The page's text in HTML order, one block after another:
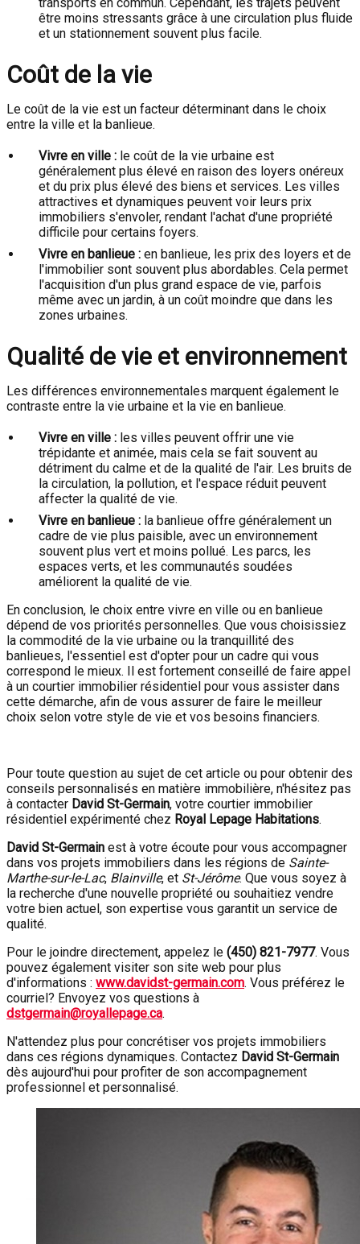
être moins stressants grâce à une circulation plus fluide
et un stationnement souvent plus facile.
Coût de la vie
Le coût de la vie est un facteur déterminant dans le choix
entre la ville et la banlieue.
Vivre en ville : le coût de la vie urbaine est
généralement plus élevé en raison des loyers onéreux
et du prix plus élevé des biens et services. Les villes
attractives et dynamiques peuvent voir leurs prix
immobiliers s'envoler, rendant l'achat d'une propriété
difficile pour certains foyers.
Vivre en banlieue : en banlieue, les prix des loyers et de
l'immobilier sont souvent plus abordables. Cela permet
l'acquisition d'un plus grand espace de vie, parfois
même avec un jardin, à un coût moindre que dans les
zones urbaines.
Qualité de vie et environnement
Les différences environnementales marquent également le
contraste entre la vie urbaine et la vie en banlieue.
Vivre en ville : les villes peuvent offrir une vie
trépidante et animée, mais cela se fait souvent au
détriment du calme et de la qualité de l'air. Les bruits de
la circulation, la pollution, et l'espace réduit peuvent
affecter la qualité de vie.
Vivre en banlieue : la banlieue offre généralement un
cadre de vie plus paisible, avec un environnement
souvent plus vert et moins pollué. Les parcs, les
espaces verts, et les communautés soudées
améliorent la qualité de vie.
En conclusion, le choix entre vivre en ville ou en banlieue
dépend de vos priorités personnelles. Que vous choisissiez
la commodité de la vie urbaine ou la tranquillité des
banlieues, l'essentiel est d'opter pour un cadre qui vous
correspond le mieux. Il est fortement conseillé de faire appel
à un courtier immobilier résidentiel pour vous assister dans
cette démarche, afin de vous assurer de faire le meilleur
choix selon votre style de vie et vos besoins financiers.
Pour toute question au sujet de cet article ou pour obtenir des
conseils personnalisés en matière immobilière, n'hésitez pas
à contacter David St-Germain, votre courtier immobilier
résidentiel expérimenté chez Royal Lepage Habitations.
David St-Germain est à votre écoute pour vous accompagner
dans vos projets immobiliers dans les régions de Sainte-
Marthe-sur-le-Lac, Blainville, et St-Jérôme. Que vous soyez à
la recherche d'une nouvelle propriété ou souhaitiez vendre
votre bien actuel, son expertise vous garantit un service de
qualité.
Pour le joindre directement, appelez le (450) 821-7977. Vous
pouvez également visiter son site web pour plus
d'informations : www.davidst-germain.com. Vous préférez le
courriel? Envoyez vos questions à
dstgermain@royallepage.ca.
N'attendez plus pour concrétiser vos projets immobiliers
dans ces régions dynamiques. Contactez David St-Germain
dès aujourd'hui pour profiter de son accompagnement
professionnel et personnalisé.